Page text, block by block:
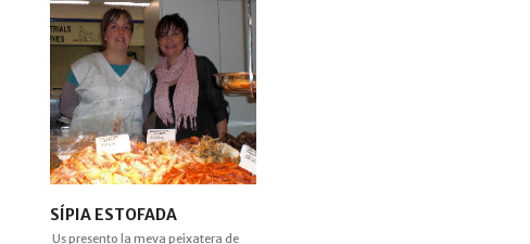
SÍPIA ESTOFADA
Us presento la meva peixatera de